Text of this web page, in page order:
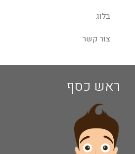
בלוג
צור קשר
ראש כסף